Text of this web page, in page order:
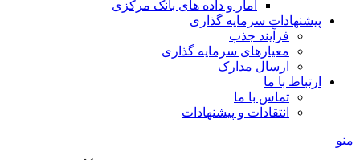
آمار و داده های بانک مرکزی
پیشنهادات سرمایه گذاری
فرآیند جذب
معیارهای سرمایه گذاری
ارسال مدارک
ارتباط با ما
تماس با ما
انتقادات و پیشنهادات
منو